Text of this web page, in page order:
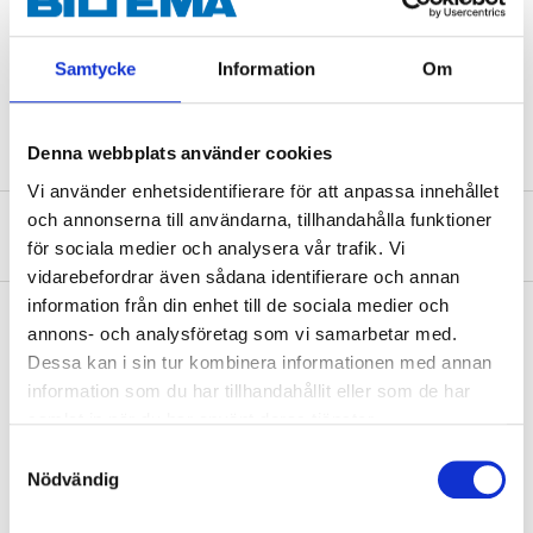
Samtycke Information Om
Denna webbplats använder cookies
Vi använder enhetsidentifierare för att anpassa innehållet
och annonserna till användarna, tillhandahålla funktioner
för sociala medier och analysera vår trafik. Vi
vidarebefordrar även sådana identifierare och annan
information från din enhet till de sociala medier och
annons- och analysföretag som vi samarbetar med.
Dessa kan i sin tur kombinera informationen med annan
information som du har tillhandahållit eller som de har
Nödvändig
Ström
Håldiameter
12,2 mm
Färg
Röd
Om tillverkaren
Köp & Hämta